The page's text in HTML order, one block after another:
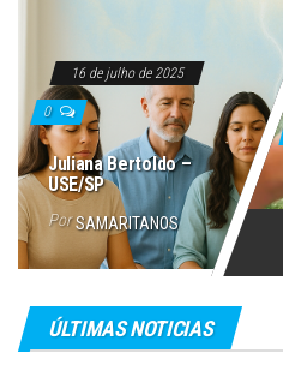
16 de julho de 2025
0
Juliana Bertoldo –
USE/SP
Por SAMARITANOS
ÚLTIMAS NOTICIAS